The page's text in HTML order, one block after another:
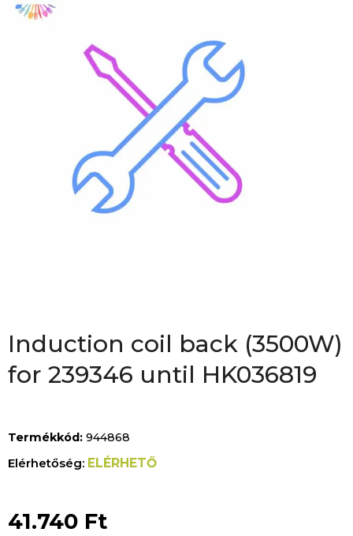
Induction coil back (3500W)
for 239346 until HK036819
Termékkód: 944868
ELÉRHETŐ
41.740 Ft